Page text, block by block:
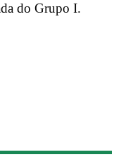
do Grupo I.